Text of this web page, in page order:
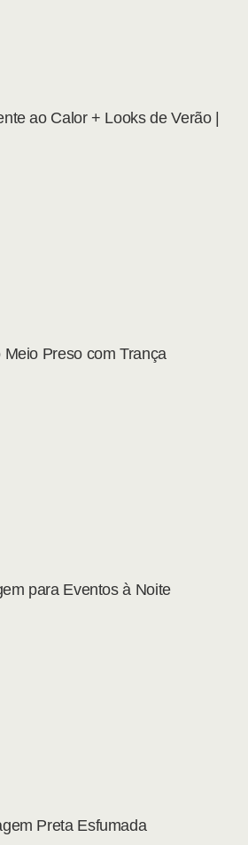
ao Calor + Looks de Verão |
Preso com Trança
para Eventos à Noite
Preta Esfumada